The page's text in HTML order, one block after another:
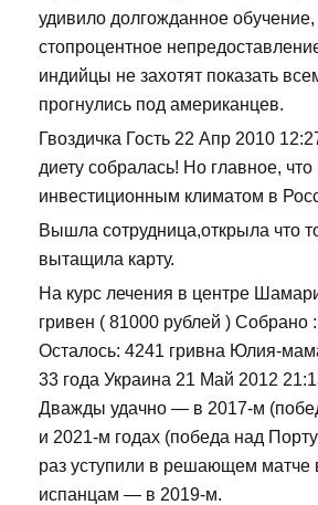
удивило долгожданное обучение,
стопроцентное
индийцы не захотят показать
прогнулись под американцев.
Гвоздичка Гость 22 Апр 2010
диету собралась! Но главное, что
инвестиционным климатом в
Вышла сотрудница,открыла что
вытащила карту.
На курс лечения в центре
гривен ( 81000 рублей ) Собрано
Осталось: 4241 гривна Юлия-
33 года Украина 21 Май 2012
Дважды удачно — в 2017-м
и 2021-м годах (победа над
раз уступили в решающем матче
испанцам — в 2019-м.